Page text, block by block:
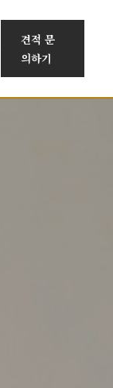
견적 문
의하기